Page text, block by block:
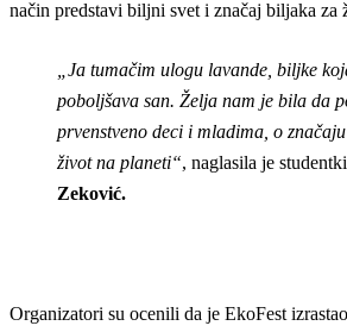
način predstavi biljni svet i značaj biljaka za
„Ja tumačim ulogu lavande, biljke
poboljšava san. Želja nam je bila da
prvenstveno deci i mladima, o
život na planeti“, naglasila je
Zeković.
Organizatori su ocenili da je EkoFest